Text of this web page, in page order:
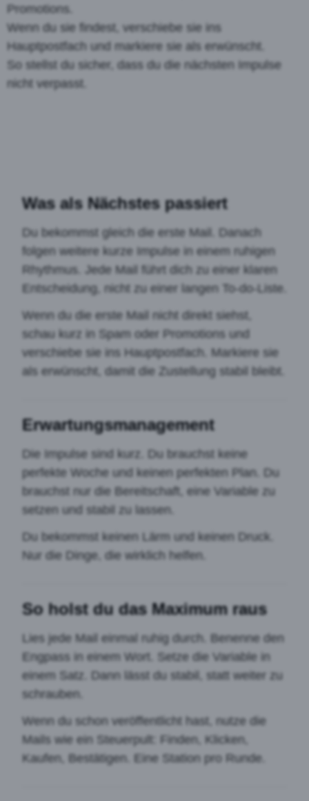
Promotions.
Wenn du sie findest, verschiebe sie ins
Hauptpostfach und markiere sie als erwünscht.
So stellst du sicher, dass du die nächsten Impulse
nicht verpasst.
Was als Nächstes passiert
Du bekommst gleich die erste Mail. Danach
folgen weitere kurze Impulse in einem ruhigen
Rhythmus. Jede Mail führt dich zu einer klaren
Entscheidung, nicht zu einer langen To-do-Liste.
Wenn du die erste Mail nicht direkt siehst,
schau kurz in Spam oder Promotions und
verschiebe sie ins Hauptpostfach. Markiere sie
als erwünscht, damit die Zustellung stabil bleibt.
Erwartungsmanagement
Die Impulse sind kurz. Du brauchst keine
perfekte Woche und keinen perfekten Plan. Du
brauchst nur die Bereitschaft, eine Variable zu
setzen und stabil zu lassen.
Du bekommst keinen Lärm und keinen Druck.
Nur die Dinge, die wirklich helfen.
So holst du das Maximum raus
Lies jede Mail einmal ruhig durch. Benenne den
Engpass in einem Wort. Setze die Variable in
einem Satz. Dann lässt du stabil, statt weiter zu
schrauben.
Wenn du schon veröffentlicht hast, nutze die
Mails wie ein Steuerpult: Finden, Klicken,
Kaufen, Bestätigen. Eine Station pro Runde.